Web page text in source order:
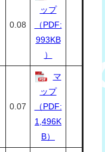
0.08
ップ
（PDF:
993KB
）
0.07
マ
ップ
（PDF:
1,496K
B）